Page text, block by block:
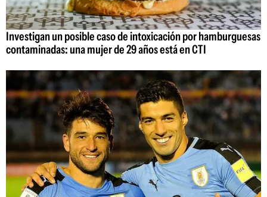
Investigan un posible caso de intoxicación por hamburguesas
contaminadas: una mujer de 29 años está en CTI